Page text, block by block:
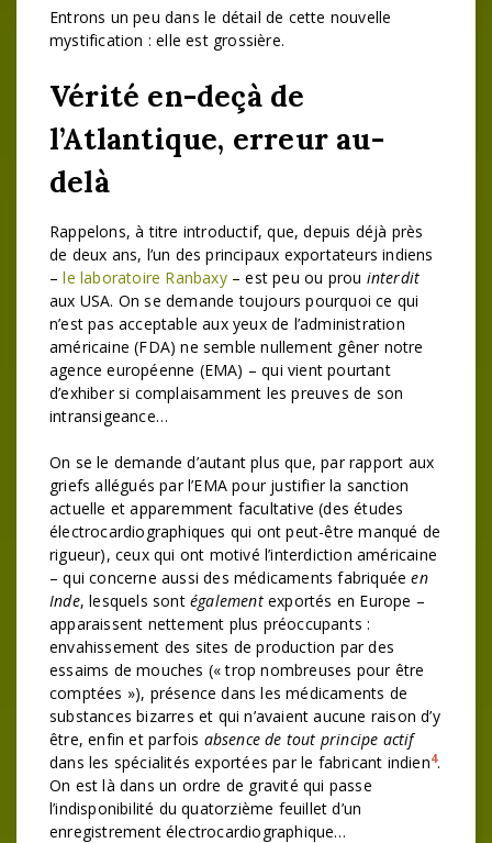
Entrons un peu dans le détail de cette nouvelle
mystification : elle est grossière.
Vérité en-deçà de
l’Atlantique, erreur au-
delà
Rappelons, à titre introductif, que, depuis déjà près
de deux ans, l’un des principaux exportateurs indiens
–le laboratoire Ranbaxy– est peu ou prou interdit
aux USA. On se demande toujours pourquoi ce qui
n’est pas acceptable aux yeux de l’administration
américaine (FDA) ne semble nullement gêner notre
agence européenne (EMA) – qui vient pourtant
d’exhiber si complaisamment les preuves de son
intransigeance…
On se le demande d’autant plus que, par rapport aux
griefs allégués par l’EMA pour justifier la sanction
actuelle et apparemment facultative (des études
électrocardiographiques qui ont peut-être manqué de
rigueur), ceux qui ont motivé l’interdiction américaine
– qui concerne aussi des médicaments fabriquéeen
Inde, lesquels sontégalementexportés en Europe –
apparaissent nettement plus préoccupants :
envahissement des sites de production par des
essaims de mouches (« trop nombreuses pour être
comptées »), présence dans les médicaments de
substances bizarres et qui n’avaient aucune raison d’y
être, enfin et parfois absence de tout principe actif
dans les spécialités exportées par le fabricant indien4.
On est là dans un ordre de gravité qui passe
l’indisponibilité du quatorzième feuillet d’un
enregistrement électrocardiographique…